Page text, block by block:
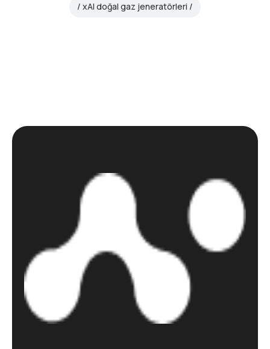
xAI doğal gaz jeneratörleri